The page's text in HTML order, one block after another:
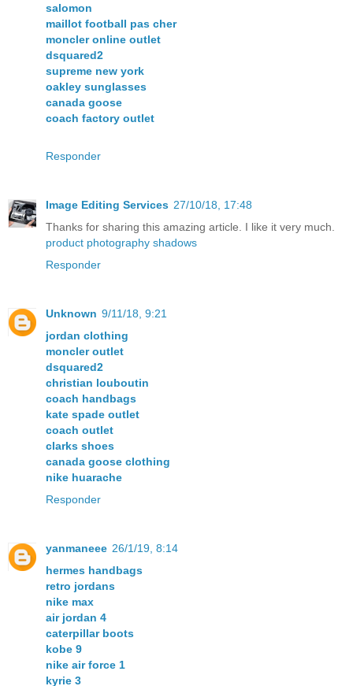
salomon
maillot football pas cher
moncler online outlet
dsquared2
supreme new york
oakley sunglasses
canada goose
coach factory outlet
Responder
Image Editing Services 27/10/18, 17:48
Thanks for sharing this amazing article. I like it very much.
product photography shadows
Responder
Unknown 9/11/18, 9:21
jordan clothing
moncler outlet
dsquared2
christian louboutin
coach handbags
kate spade outlet
coach outlet
clarks shoes
canada goose clothing
nike huarache
Responder
yanmaneee 26/1/19, 8:14
hermes handbags
retro jordans
nike max
air jordan 4
caterpillar boots
kobe 9
nike air force 1
kyrie 3